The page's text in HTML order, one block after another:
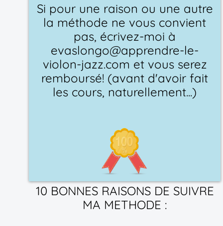
Si pour une raison ou une autre
la méthode ne vous convient
pas, écrivez-moi à
evaslongo@apprendre-le-
violon-jazz.com et vous serez
remboursé! (avant d'avoir fait
les cours, naturellement...)
10 BONNES RAISONS DE SUIVRE
MA METHODE :